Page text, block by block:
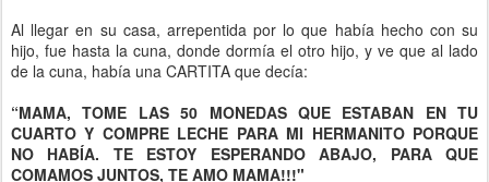
Al llegar en su casa, arrepentida por lo que había hecho con su
hijo, fue hasta la cuna, donde dormía el otro hijo, y ve que al lado
de la cuna, había una CARTITA que decía:
“MAMA, TOME LAS 50 MONEDAS QUE ESTABAN EN TU
CUARTO Y COMPRE LECHE PARA MI HERMANITO PORQUE
NO HABÍA. TE ESTOY ESPERANDO ABAJO, PARA QUE
COMAMOS JUNTOS, TE AMO MAMA!!!"